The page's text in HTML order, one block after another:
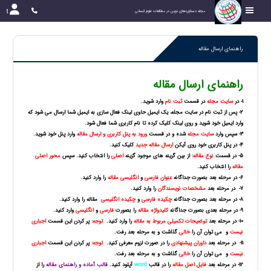
مجله دستاوردهای نوین در مطالعات علوم انسانی
راهنمای ارسال مقاله
راهنمای ارسال مقاله
1- در سایت مجلهدر قسمتثبت نام وارد شوید.
2- پس از ثبت نام در سایت مجله، یک ایمیل حاوی لینک فعال سازی به ایمیل شما ارسال می شود که
وارد ایمیل خود شوید و روی لینک کلیک کرده تا نام کاربری شما فعال شود.
3- سپس وارد
سایت مجلهشده و در قسمتورود به پنل کاربری و ارسال مقالهوارد پنل خود شوید.
4- در پنل کاربری خود روی آیکن
ارسال مقاله جدیدکلیک کنید.
5- در قسمت
نوع مقاله: از بین گرینه های موجود گزینهاصلیرا انتخاب کنید. سپس محور اصلی
مقالهرا انتخاب کنید.
6- در مرحله بعد بصورت جداگانه
عنوان فارسیوانگلیسی مقالهرا وارد کنید.
7- در مرحله بعد
مشخصات نویسندگانرا وارد کنید.
8- در مرحله بعد بصورت جداگانه
چکیده فارسیوچکیده انگلیسیمقاله را وارد کنید.
9- در مرحله بعدی بصورت جداگانه
کلیدواژه مقالهرا بصورت فارسیوانگلیسیوارد کنید.
10- در مرحله بعد
توضیحات تکمیلی مربوط به مقالهرا وارد کنید.توجه: پر کردن این قسمتاجباری
نیستو می توان آن راخالیگذاشت و به مرحله بعد رفت.
11- در مرحله بعد
داوران پیشنهادیرا در صورت لزوم معرفی کنید.توجه: پر کردن این قسمتاجباری
نیستو می توان آن راخالیگذاشت و به مرحله بعد رفت.
12- در مرحله بعد
فایل اصل مقالهرا در قالب wordآپلود کنید. قالب آماده و راهنمای مقالهرا از